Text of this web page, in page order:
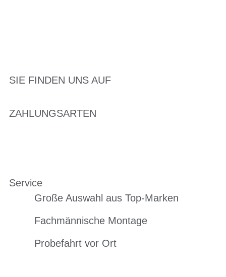
SIE FINDEN UNS AUF
ZAHLUNGSARTEN
Service
Große Auswahl aus Top-Marken
Fachmännische Montage
Probefahrt vor Ort